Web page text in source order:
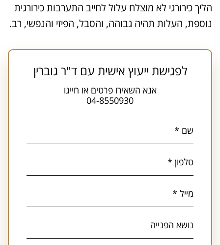
הליך כירורגי לא מוצלח עלול לחייב התערבות כירורגית
נוספת, העלות תהיה גבוהה, והסבל, הפיזי והנפשי, רב.
לפגישת ייעוץ אישית עם ד"ר גוברין
אנא השאירו פרטים או חייגו
04-8550930